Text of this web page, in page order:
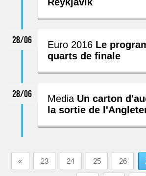
28/06 Euro 2016 Le
quarts de finale
28/06 Media Un carton
la sortie de
« 23 24 25 26